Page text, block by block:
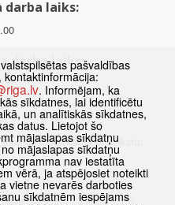
darba laiks:
darba laiks:
ar iepriekšēju pierakstu.
jautājumi
Lapas karte
pašvaldības
. Informējam, ka
sīkdatnes, lai identificētu
un analītiskās sīkdatnes,
datus. Lietojot šo
mājaslapas sīkdatņu
mājaslapas sīkdatņu
nav iestatīta
vērā, ja atspējosiet noteikti
vietne nevarēs darboties
sīkdatnēm iespējams